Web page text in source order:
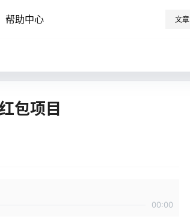
帮助中心 文章
包项目
00:00